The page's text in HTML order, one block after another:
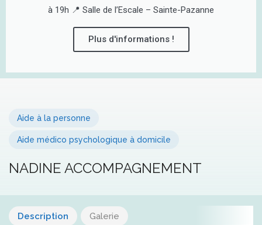
à 19h 📍 Salle de l’Escale – Sainte-Pazanne
Plus d'informations !
Aide à la personne
Aide médico psychologique à domicile
NADINE ACCOMPAGNEMENT
Description Galerie